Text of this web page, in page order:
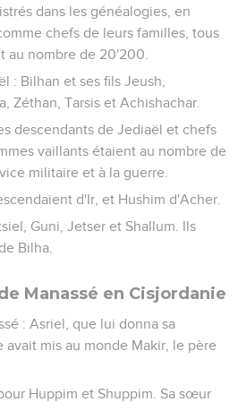
dans les généalogies, en
chefs de leurs familles, tous
au nombre de 20'200.
: Bilhan et ses fils Jeush,
Zéthan, Tarsis et Achishachar.
descendants de Jediaël et chefs
vaillants étaient au nombre de
militaire et à la guerre.
d'Ir, et Hushim d'Acher.
Guni, Jetser et Shallum. Ils
Bilha.
Manassé en Cisjordanie
: Asriel, que lui donna sa
mis au monde Makir, le père
Huppim et Shuppim. Sa sœur